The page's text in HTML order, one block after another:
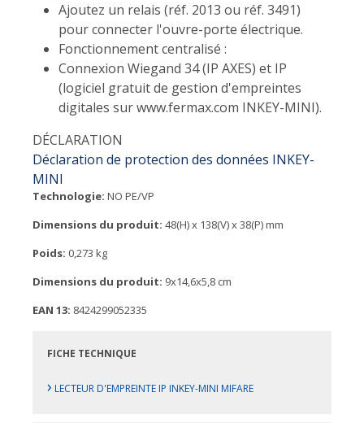
Ajoutez un relais (réf. 2013 ou réf. 3491)
pour connecter l'ouvre-porte électrique.
Fonctionnement centralisé :
Connexion Wiegand 34 (IP AXES) et IP
(logiciel gratuit de gestion d'empreintes
digitales sur www.fermax.com INKEY-MINI).
DÉCLARATION
Déclaration de protection des données INKEY-
MINI
Technologie: NO PE/VP
Dimensions du produit: 48(H) x 138(V) x 38(P) mm
Poids: 0,273 kg
Dimensions du produit: 9x14,6x5,8 cm
EAN 13: 8424299052335
FICHE TECHNIQUE
› LECTEUR D'EMPREINTE IP INKEY-MINI MIFARE